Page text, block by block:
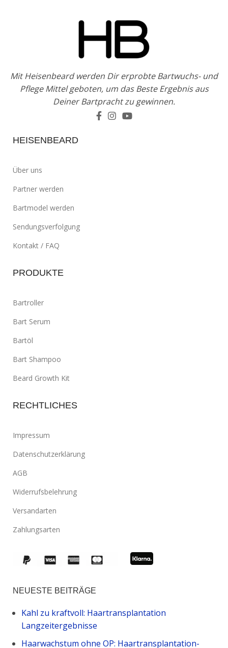
Mit Heisenbeard werden Dir erprobte Bartwuchs- und
Pflege Mittel geboten, um das Beste Ergebnis aus
Deiner Bartpracht zu gewinnen.
HEISENBEARD
Über uns
Partner werden
Bartmodel werden
Sendungsverfolgung
Kontakt / FAQ
PRODUKTE
Bartroller
Bart Serum
Bartöl
Bart Shampoo
Beard Growth Kit
RECHTLICHES
Impressum
Datenschutzerklärung
AGB
Widerrufsbelehrung
Versandarten
Zahlungsarten
NEUESTE BEITRÄGE
Kahl zu kraftvoll: Haartransplantation
Langzeitergebnisse
Haarwachstum ohne OP: Haartransplantation-